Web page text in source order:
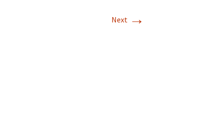
Next →